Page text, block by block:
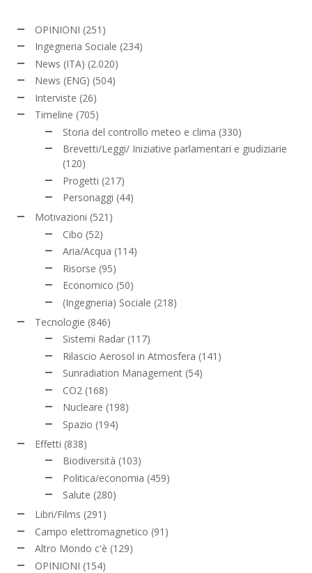
OPINIONI (251)
Ingegneria Sociale (234)
News (ITA) (2.020)
News (ENG) (504)
Interviste (26)
Timeline (705)
Storia del controllo meteo e clima (330)
Brevetti/Leggi/ Iniziative parlamentari e giudiziarie
(120)
Progetti (217)
Personaggi (44)
Motivazioni (521)
Cibo (52)
Aria/Acqua (114)
Risorse (95)
Economico (50)
(Ingegneria) Sociale (218)
Tecnologie (846)
Sistemi Radar (117)
Rilascio Aerosol in Atmosfera (141)
Sunradiation Management (54)
CO2 (168)
Nucleare (198)
Spazio (194)
Effetti (838)
Biodiversità (103)
Politica/economia (459)
Salute (280)
Libri/Films (291)
Campo elettromagnetico (91)
Altro Mondo c'è (129)
OPINIONI (154)